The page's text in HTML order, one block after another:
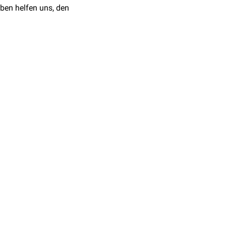
Stunden dauern.
Sie sind für die
aus diesem Grund
psychiatrische
angestellt
helfen uns, den